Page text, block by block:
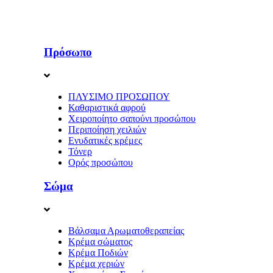
Πρόσωπο
ΠΛΥΣΙΜΟ ΠΡΟΣΩΠΟΥ
Καθαριστικά αφρού
Χειροποίητο σαπούνι προσώπου
Περιποίηση χειλιών
Ενυδατικές κρέμες
Τόνερ
Ορός προσώπου
Σώμα
Βάλσαμα Αρωματοθεραπείας
Κρέμα σώματος
Κρέμα Ποδιών
Κρέμα χεριών